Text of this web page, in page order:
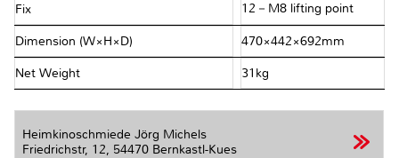
Fix 12－M8 lifting point
Dimension (W×H×D) 470×442×692mm
Net Weight 31kg
Heimkinoschmiede Jörg Michels
Friedrichstr, 12, 54470 Bernkastl-Kues